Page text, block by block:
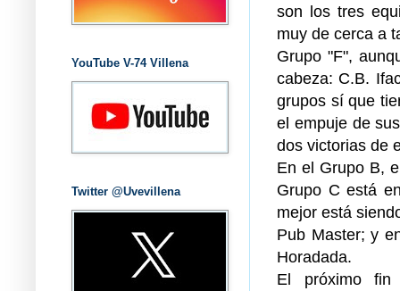
son los tres
muy de cerca a
Grupo "F",
cabeza: C.B.
grupos sí que
el empuje de
dos victorias de
En el Grupo B,
Grupo C está
mejor está
Pub Master; y
Horadada.
El próximo
YouTube V-74 Villena
Twitter @Uvevillena